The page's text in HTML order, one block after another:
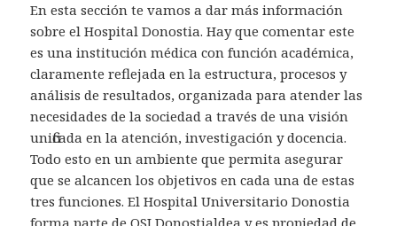
En esta sección te vamos a dar más información
sobre el Hospital Donostia. Hay que comentar este
es una institución médica con función académica,
claramente reflejada en la estructura, procesos y
análisis de resultados, organizada para atender las
necesidades de la sociedad a través de una visión
unificada en la atención, investigación y docencia.
Todo esto en un ambiente que permita asegurar
que se alcancen los objetivos en cada una de estas
tres funciones. El Hospital Universitario Donostia